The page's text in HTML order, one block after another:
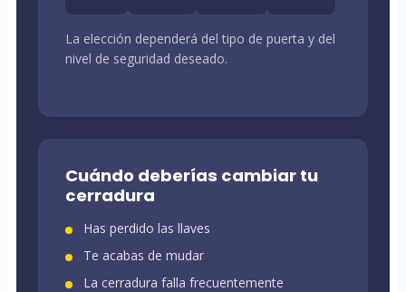
La elección dependerá del tipo de puerta y del
nivel de seguridad deseado.
Cuándo deberías cambiar tu
cerradura
Has perdido las llaves
Te acabas de mudar
La cerradura falla frecuentemente